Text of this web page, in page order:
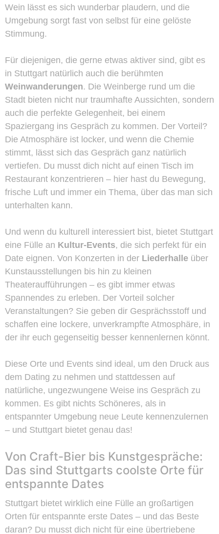
Wein lässt es sich wunderbar plaudern, und die
Umgebung sorgt fast von selbst für eine gelöste
Stimmung.
Für diejenigen, die gerne etwas aktiver sind, gibt es
in Stuttgart natürlich auch die berühmten
Weinwanderungen. Die Weinberge rund um die
Stadt bieten nicht nur traumhafte Aussichten, sondern
auch die perfekte Gelegenheit, bei einem
Spaziergang ins Gespräch zu kommen. Der Vorteil?
Die Atmosphäre ist locker, und wenn die Chemie
stimmt, lässt sich das Gespräch ganz natürlich
vertiefen. Du musst dich nicht auf einen Tisch im
Restaurant konzentrieren – hier hast du Bewegung,
frische Luft und immer ein Thema, über das man sich
unterhalten kann.
Und wenn du kulturell interessiert bist, bietet Stuttgart
eine Fülle an Kultur-Events, die sich perfekt für ein
Date eignen. Von Konzerten in der Liederhalle über
Kunstausstellungen bis hin zu kleinen
Theateraufführungen – es gibt immer etwas
Spannendes zu erleben. Der Vorteil solcher
Veranstaltungen? Sie geben dir Gesprächsstoff und
schaffen eine lockere, unverkrampfte Atmosphäre, in
der ihr euch gegenseitig besser kennenlernen könnt.
Diese Orte und Events sind ideal, um den Druck aus
dem Dating zu nehmen und stattdessen auf
natürliche, ungezwungene Weise ins Gespräch zu
kommen. Es gibt nichts Schöneres, als in
entspannter Umgebung neue Leute kennenzulernen
– und Stuttgart bietet genau das!
Von Craft-Bier bis Kunstgespräche:
Das sind Stuttgarts coolste Orte für
entspannte Dates
Stuttgart bietet wirklich eine Fülle an großartigen
Orten für entspannte erste Dates – und das Beste
daran? Du musst dich nicht für eine übertriebene